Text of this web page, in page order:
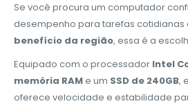
Se você procura um computador
desempenho para tarefas cotidianas
benefício da região, essa é a
Equipado com o processador Intel
memória RAMe um SSD de 240GB,
oferece velocidade e estabilidade